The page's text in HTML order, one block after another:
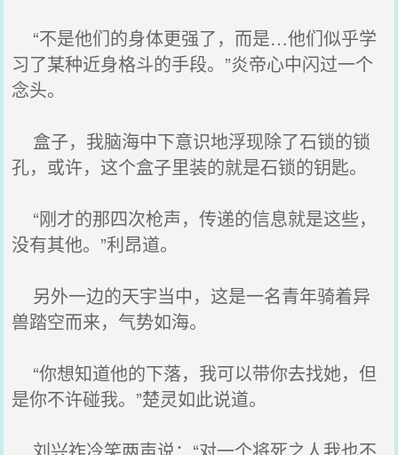
“不是他们的身体更强了，而是…他们似乎学
习了某种近身格斗的手段。”炎帝心中闪过一个
念头。
盒子，我脑海中下意识地浮现除了石锁的锁
孔，或许，这个盒子里装的就是石锁的钥匙。
“刚才的那四次枪声，传递的信息就是这些，
没有其他。”利昂道。
另外一边的天宇当中，这是一名青年骑着异
兽踏空而来，气势如海。
“你想知道他的下落，我可以带你去找她，但
是你不许碰我。”楚灵如此说道。